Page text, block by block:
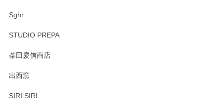
Sghr
STUDIO PREPA
柴田慶信商店
出西窯
SIRI SIRI